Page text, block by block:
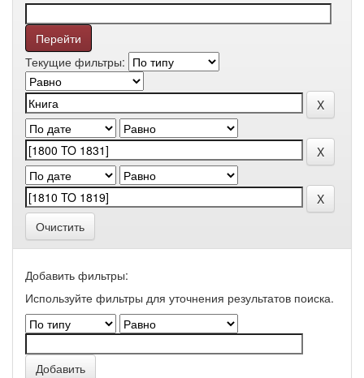
Текущие фильтры:
Очистить
Добавить фильтры:
Используйте фильтры для уточнения результатов поиска.